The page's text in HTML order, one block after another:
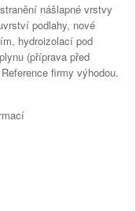
nášlapné vrstvy
podlahy, nové
hydroizolací pod
(příprava před
firmy výhodou.